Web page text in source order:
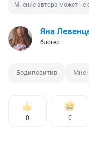
Мнение автора может не
Яна
блогер
Бодипозитив
0 0